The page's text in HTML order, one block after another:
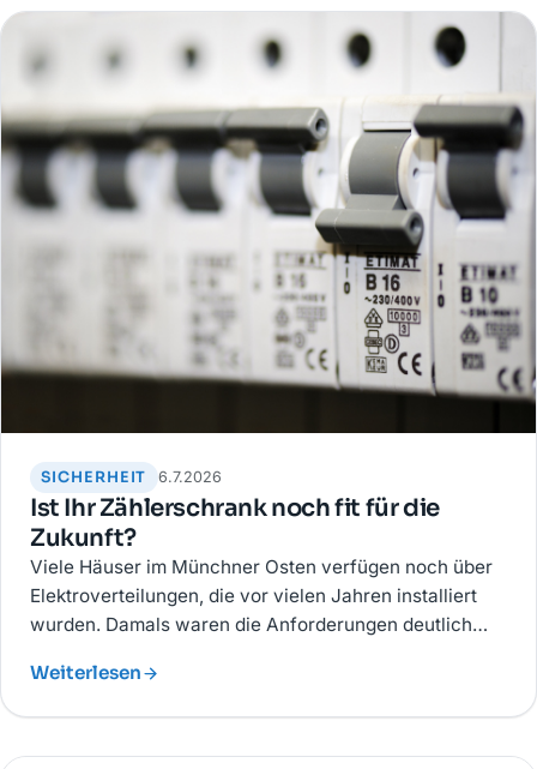
SICHERHEIT 6.7.2026
Ist Ihr Zählerschrank noch fit für die
Zukunft?
Viele Häuser im Münchner Osten verfügen noch über
Elektroverteilungen, die vor vielen Jahren installiert
wurden. Damals waren die Anforderungen deutlich
Weiterlesen